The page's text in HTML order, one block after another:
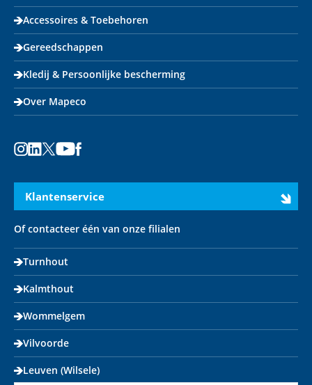
Accessoires & Toebehoren
Gereedschappen
Kledij & Persoonlijke bescherming
Over Mapeco
Klantenservice
Of contacteer één van onze filialen
Turnhout
Kalmthout
Wommelgem
Vilvoorde
Leuven (Wilsele)